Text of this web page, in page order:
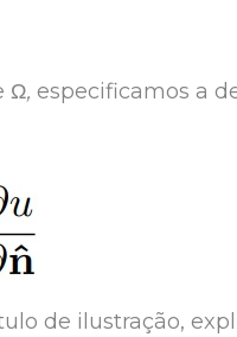
Ω, especificamos a
de ilustração,